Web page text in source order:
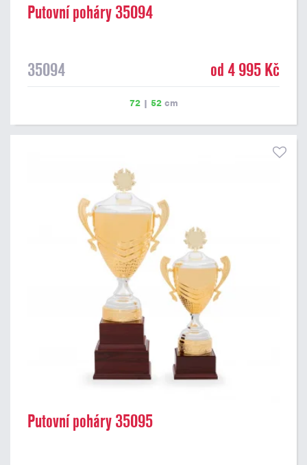
Putovní poháry 35094
35094 od 4 995 Kč
72| 52cm
Putovní poháry 35095